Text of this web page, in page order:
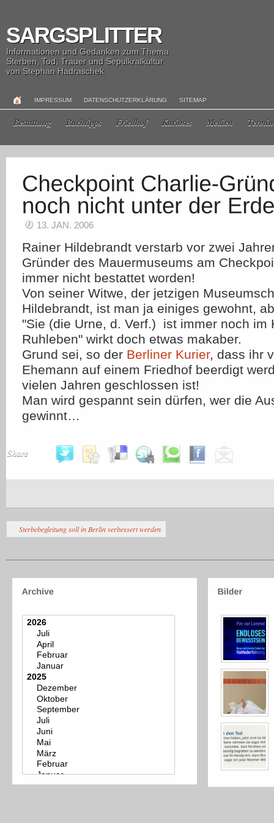
SARGSPLITTER
Informationen und Gedanken zum Thema
Sterben, Tod, Trauer und Sepulkralkultur
von Stephan Hadraschek
IMPRESSUM DATENSCHUTZERKLÄRUNG SITEMAP
Bestattung Buchtipps Friedhof Kurioses Medien
13. JAN. 2006
Rainer Hildebrandt verstarb vor zwei
Gründer des Mauermuseums am
immer nicht bestattet worden!
Von seiner Witwe, der jetzigen
Hildebrandt, ist man ja einiges gewohnt,
"Sie (die Urne, d. Verf.) ist immer noch im
Ruhleben" wirkt doch etwas makaber.
Grund sei, so der Berliner Kurier, dass ihr
Ehemann auf einem Friedhof beerdigt
vielen Jahren geschlossen ist!
Man wird gespannt sein dürfen, wer die
gewinnt…
Share
Sterbebegleitung soll in Berlin verbessert werden